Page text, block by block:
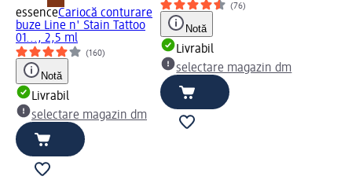
essenceCariocă conturare
buze Line n' Stain Tattoo
01..., 2,5 ml
(160)
Notă
Livrabil
selectare magazin dm
(76)
Notă
Livrabil
selectare magazin dm